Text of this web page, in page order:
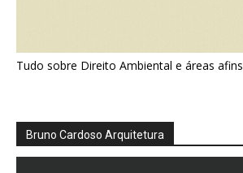
Tudo sobre Direito Ambiental e áreas afins
Bruno Cardoso Arquitetura